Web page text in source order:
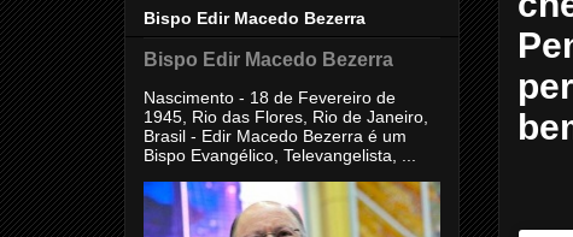
Bispo Edir Macedo Bezerra
Bispo Edir Macedo Bezerra
Nascimento - 18 de Fevereiro de
1945, Rio das Flores, Rio de Janeiro,
Brasil - Edir Macedo Bezerra é um
Bispo Evangélico, Televangelista, ...